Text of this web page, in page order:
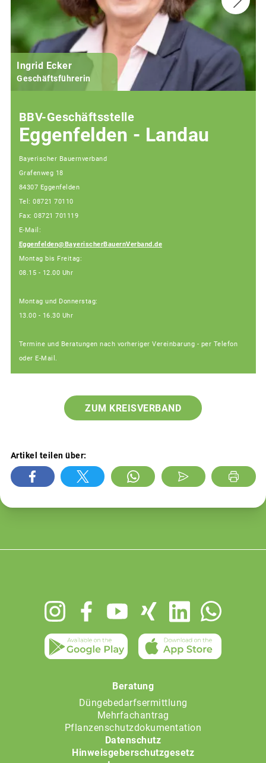
Ingrid Ecker
Geschäftsführerin
BBV-Geschäftsstelle
Eggenfelden - Landau
Bayerischer Bauernverband
Grafenweg 18
84307 Eggenfelden
Tel: 08721 70110
Fax: 08721 701119
E-Mail:
Eggenfelden@BayerischerBauernVerband.de
Montag bis Freitag:
08.15 - 12.00 Uhr
Montag und Donnerstag:
13.00 - 16.30 Uhr
Termine und Beratungen nach vorheriger Vereinbarung - per Telefon
oder E-Mail.
ZUM KREISVERBAND
Artikel teilen über:
Beratung
Düngebedarfsermittlung
Mehrfachantrag
Pflanzenschutzdokumentation
Datenschutz
Hinweisgeberschutzgesetz